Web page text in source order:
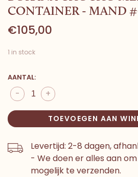
CONTAINER - MAND
€105,00
1 in stock
AANTAL:
+
-
TOEVOEGEN AAN
Levertijd: 2-8 dagen,
- We doen er alles aan
mogelijk te verzenden.